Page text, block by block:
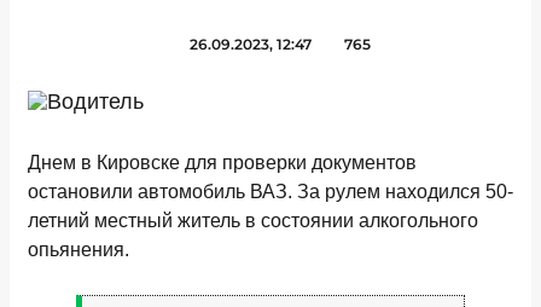
26.09.2023, 12:47 765
Днем в Кировске для проверки документов
остановили автомобиль ВАЗ. За рулем находился 50-
летний местный житель в состоянии алкогольного
опьянения.